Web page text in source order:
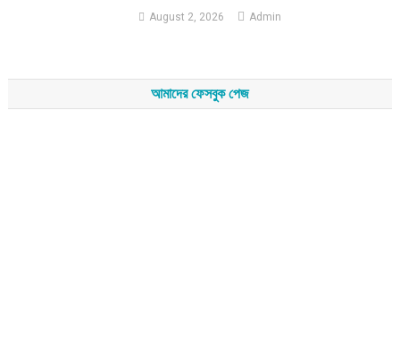
August 2, 2026 Admin
আমাদের ফেসবুক পেজ